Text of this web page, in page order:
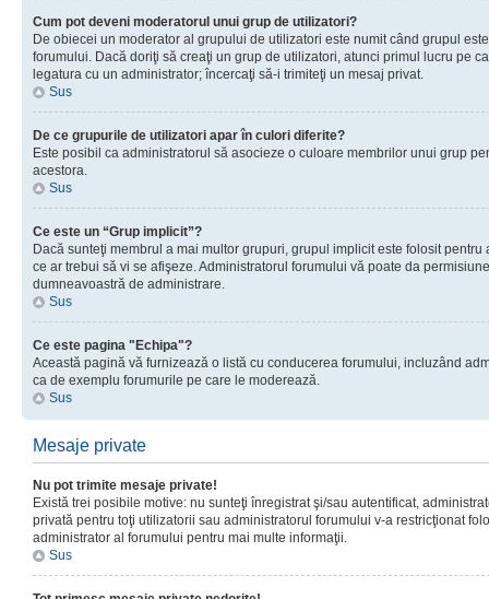
Cum pot deveni moderatorul unui grup de utilizatori?
De obiecei un moderator al grupului de utilizatori este numit când grupul
forumului. Dacă doriţi să creaţi un grup de utilizatori, atunci primul lucru pe
legatura cu un administrator; încercaţi să-i trimiteţi un mesaj privat.
Sus
De ce grupurile de utilizatori apar în culori diferite?
Este posibil ca administratorul să asocieze o culoare membrilor unui grup
acestora.
Sus
Ce este un “Grup implicit”?
Dacă sunteţi membrul a mai multor grupuri, grupul implicit este folosit
ce ar trebui să vi se afişeze. Administratorul forumului vă poate da
dumneavoastră de administrare.
Sus
Ce este pagina "Echipa"?
Această pagină vă furnizează o listă cu conducerea forumului, incluzând
ca de exemplu forumurile pe care le moderează.
Sus
Mesaje private
Nu pot trimite mesaje private!
Există trei posibile motive: nu sunteţi înregistrat şi/sau autentificat,
privată pentru toţi utilizatorii sau administratorul forumului v-a restricţionat
administrator al forumului pentru mai multe informaţii.
Sus